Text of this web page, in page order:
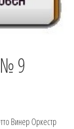
9
Винер Оркестр